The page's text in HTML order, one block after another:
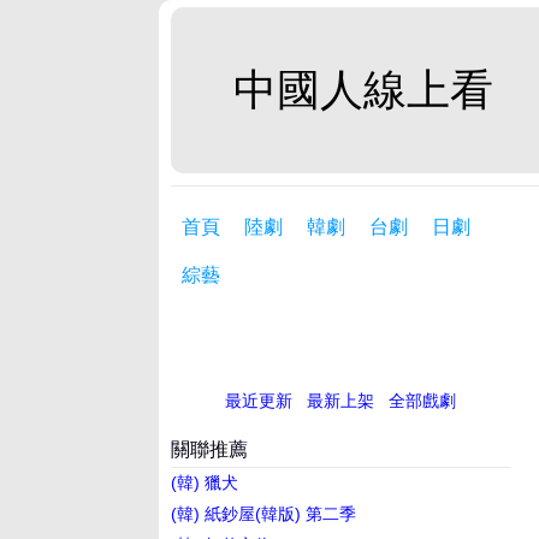
中國人線上看
首頁 陸劇 韓劇 台劇 日劇
綜藝
最近更新 最新上架 全部戲劇
關聯推薦
(韓) 獵犬
(韓) 紙鈔屋(韓版) 第二季